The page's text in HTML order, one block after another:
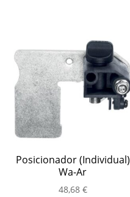
Posicionador (Individual)
Wa-Ar
48,68 €